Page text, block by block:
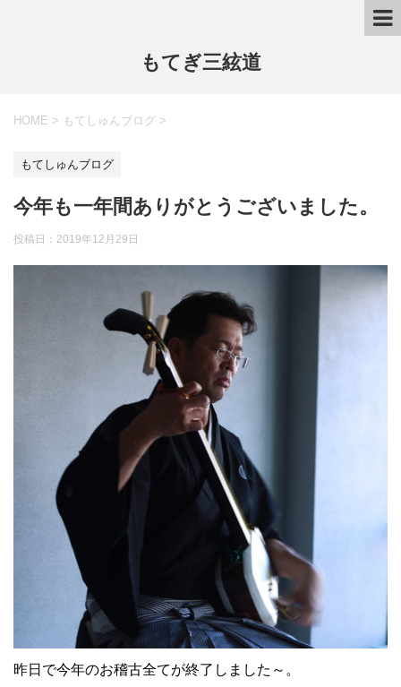
もてぎ三絃道
HOME > もてしゅんブログ >
もてしゅんブログ
今年も一年間ありがとうございました。
投稿日： 2019年12月29日
昨日で今年のお稽古全てが終了しました～。